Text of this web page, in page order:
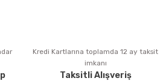
GönderKredi Kartlarına toplamda 12 ay taksit
imkanı
Taksitli Alışveriş